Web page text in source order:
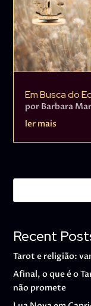
Em Busca do
por Barbara
ler mais
Recent
Tarot e religião:
Afinal, o que é o
não promete